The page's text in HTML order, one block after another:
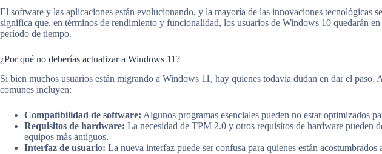
El software y las aplicaciones están evolucionando, y la mayoría de las innovaciones tecnológicas
significa que, en términos de rendimiento y funcionalidad, los usuarios de Windows 10 quedarán
período de tiempo.
¿Por qué no deberías actualizar a Windows 11?
Si bien muchos usuarios están migrando a Windows 11, hay quienes todavía dudan en dar el paso.
comunes incluyen:
Compatibilidad de software: Algunos programas esenciales pueden no estar optimizados
Requisitos de hardware: La necesidad de TPM 2.0 y otros requisitos de hardware pueden
equipos más antiguos.
Interfaz de usuario: La nueva interfaz puede ser confusa para quienes están acostumbrados